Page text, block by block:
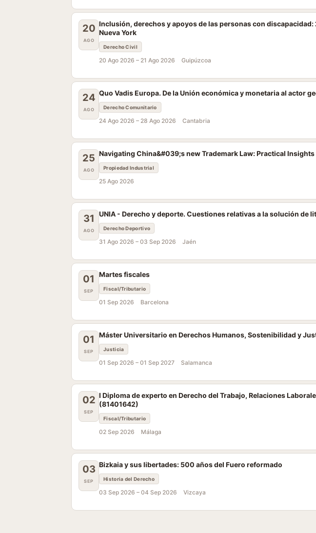
20
AGO
Inclusión, derechos y apoyos de las personas con
Nueva York
Derecho Civil
20 Ago 2026 – 21 Ago 2026 Guipúzcoa
24
AGO
Quo Vadis Europa. De la Unión económica y monetaria al actor
Derecho Comunitario
24 Ago 2026 – 28 Ago 2026 Cantabria
25
AGO
Navigating China&#039;s new Trademark Law: Practical Insights
Propiedad Industrial
25 Ago 2026
31
AGO
UNIA - Derecho y deporte. Cuestiones relativas a la solución de
Derecho Deportivo
31 Ago 2026 – 03 Sep 2026 Jaén
01
SEP
Martes fiscales
Fiscal/Tributario
01 Sep 2026 Barcelona
01
SEP
Máster Universitario en Derechos Humanos, Sostenibilidad y
Justicia
01 Sep 2026 – 01 Sep 2027 Salamanca
02
SEP
I Diploma de experto en Derecho del Trabajo, Relaciones
(81401642)
Fiscal/Tributario
02 Sep 2026 Málaga
03
SEP
Bizkaia y sus libertades: 500 años del Fuero reformado
Historia del Derecho
03 Sep 2026 – 04 Sep 2026 Vizcaya